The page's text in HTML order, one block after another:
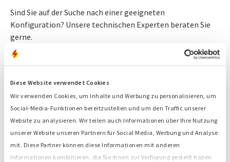
Diese Website verwendet Cookies
Wir verwenden Cookies, um Inhalte und Werbung zu personalisieren, um
Social-Media-Funktionen bereitzustellen und um den Traffic unserer
Website zu analysieren. Wir teilen auch Informationen über Ihre Nutzung
unserer Website unseren Partnern für Social Media, Werbung und Analyse
mit. Diese Partner können diese Informationen mit anderen
Informationen kombinieren, die Sie ihnen zur Verfügung gestellt haben
Sind Sie auf der Suche nach einer geeigneten
Konfiguration? Unsere technischen Experten beraten Sie
gerne.
Kraftstofftanks
Verteiler
Kabel